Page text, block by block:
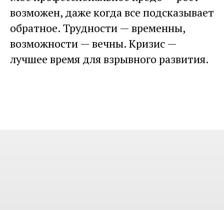
возможен, даже когда все подсказывает
обратное. Трудности — временны,
возможности — вечны. Кризис —
лучшее время для взрывного развития.